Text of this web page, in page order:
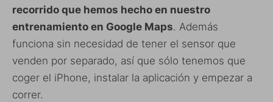
recorrido que hemos hecho en nuestro
entrenamiento en Google Maps. Además
funciona sin necesidad de tener el sensor que
venden por separado, así que sólo tenemos que
coger el iPhone, instalar la aplicación y empezar a
correr.